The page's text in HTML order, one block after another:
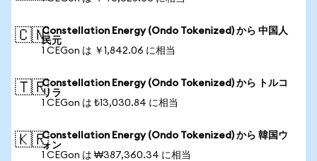
🇨🇳Constellation Energy (Ondo Tokenized) から 中国人
民元
1 CEGon は ￥1,842.06 に相当
🇹🇷Constellation Energy (Ondo Tokenized) から トルコ
リラ
1 CEGon は ₺13,030.84 に相当
🇰🇷Constellation Energy (Ondo Tokenized) から 韓国ウ
ォン
1 CEGon は ₩387,360.34 に相当